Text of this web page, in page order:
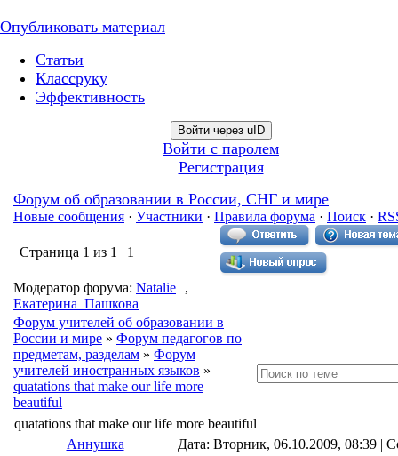
Опубликовать материал
Статьи
Классруку
Эффективность
Войти через uID
Войти с паролем
Регистрация
Форум об образовании в России, СНГ и мире
Новые сообщения · Участники · Правила форума · Поиск ·
Страница 1 из 1 1
Модератор форума: Natalie
,
Екатерина_Пашкова
Форум учителей об образовании в
России и мире » Форум педагогов по
предметам, разделам » Форум
учителей иностранных языков »
quatations that make our life more
beautiful
quatations that make our life more beautiful
Аннушка
Дата: Вторник, 06.10.2009, 08:39 |